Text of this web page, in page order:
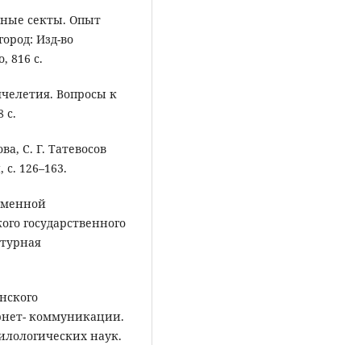
секты. Опыт
Изд-во
816 с.
Вопросы к
c.
С. Г. Татевосов
126–163.
государственного
коммуникации.
наук.